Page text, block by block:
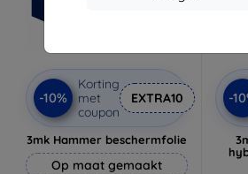
-10%
Korting
met
coupon
EXTRA10
3mk Hammer beschermfolie
Op maat gemaakt
-